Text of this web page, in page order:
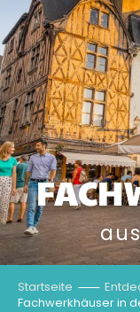
Startseite
Fachwerkhäuser in